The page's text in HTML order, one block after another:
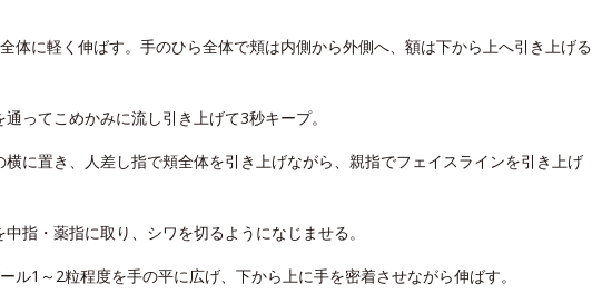
体に軽く伸ばす。手のひら全体で頬は内側から外側へ、額は下から上へ引き上げる
ってこめかみに流し引き上げて3秒キープ。
に置き、人差し指で頬全体を引き上げながら、親指でフェイスラインを引き上げ
指・薬指に取り、シワを切るようになじませる。
1～2粒程度を手の平に広げ、下から上に手を密着させながら伸ばす。